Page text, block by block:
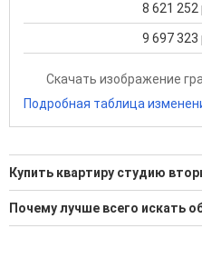
8 621 252
9 697 323
Скачать изображение
Подробная таблица
Купить квартиру студию
Ищите, как Купить
3 актуальных и
Почему лучше всего искать